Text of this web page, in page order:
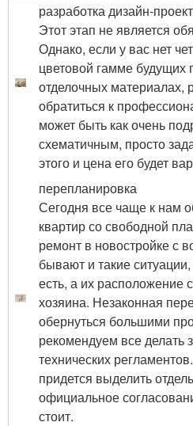
разработка дизайн-
Этот этап не является
Однако, если у вас нет
цветовой гамме
отделочных материалах,
обратиться к
может быть как очень
схематичным, просто
этого и цена его будет
перепланировка
Сегодня все чаще к нам
квартир со свободной
ремонт в новостройке с
бывают и такие
есть, а их расположение
хозяина. Незаконная
обернуться большими
рекомендуем все делать
технических
придется выделить
официальное
стоит.